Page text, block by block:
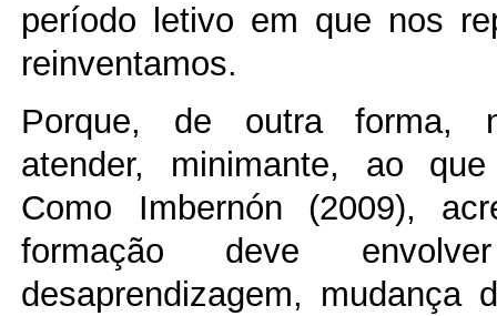
período letivo em que nos
reinventamos.
Porque, de outra forma,
atender, minimante, ao
Como Imbernón (2009),
formação deve
desaprendizagem, mudança